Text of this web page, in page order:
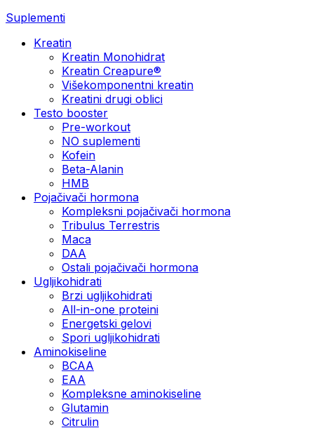
Suplementi
Kreatin
Kreatin Monohidrat
Kreatin Creapure®
Višekomponentni kreatin
Kreatini drugi oblici
Testo booster
Pre-workout
NO suplementi
Kofein
Beta-Alanin
HMB
Pojačivači hormona
Kompleksni pojačivači hormona
Tribulus Terrestris
Maca
DAA
Ostali pojačivači hormona
Ugljikohidrati
Brzi ugljikohidrati
All-in-one proteini
Energetski gelovi
Spori ugljikohidrati
Aminokiseline
BCAA
EAA
Kompleksne aminokiseline
Glutamin
Citrulin